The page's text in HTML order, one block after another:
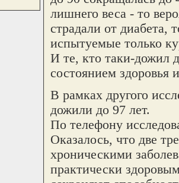
лишнего веса - то
страдали от диабета,
испытуемые только
И те, кто таки-дожил
состоянием здоровья
В рамках другого
дожили до 97 лет.
По телефону
Оказалось, что две
хроническими
практически